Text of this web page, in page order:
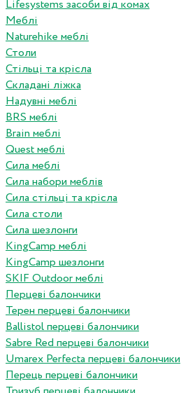
Lifesystems засоби від комах
Меблі
Naturehike меблі
Столи
Стільці та крісла
Складані ліжка
Надувні меблі
BRS меблі
Brain меблі
Quest меблі
Сила меблі
Сила набори меблів
Сила стільці та крісла
Сила столи
Сила шезлонги
KingCamp меблі
KingCamp шезлонги
SKIF Outdoor меблі
Перцеві балончики
Терен перцеві балончики
Ballistol перцеві балончики
Sabre Red перцеві балончики
Umarex Perfecta перцеві балончики
Перець перцеві балончики